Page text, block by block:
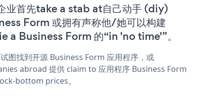
业首先take a stab at自己动手 (diy)
Form 或拥有声称他/她可以构建
a Business Form 的“in 'no time'”。
图找到开源 Business Form 应用程序，或
abroad 提供 claim to 应用程序 Business Form
bottom prices。